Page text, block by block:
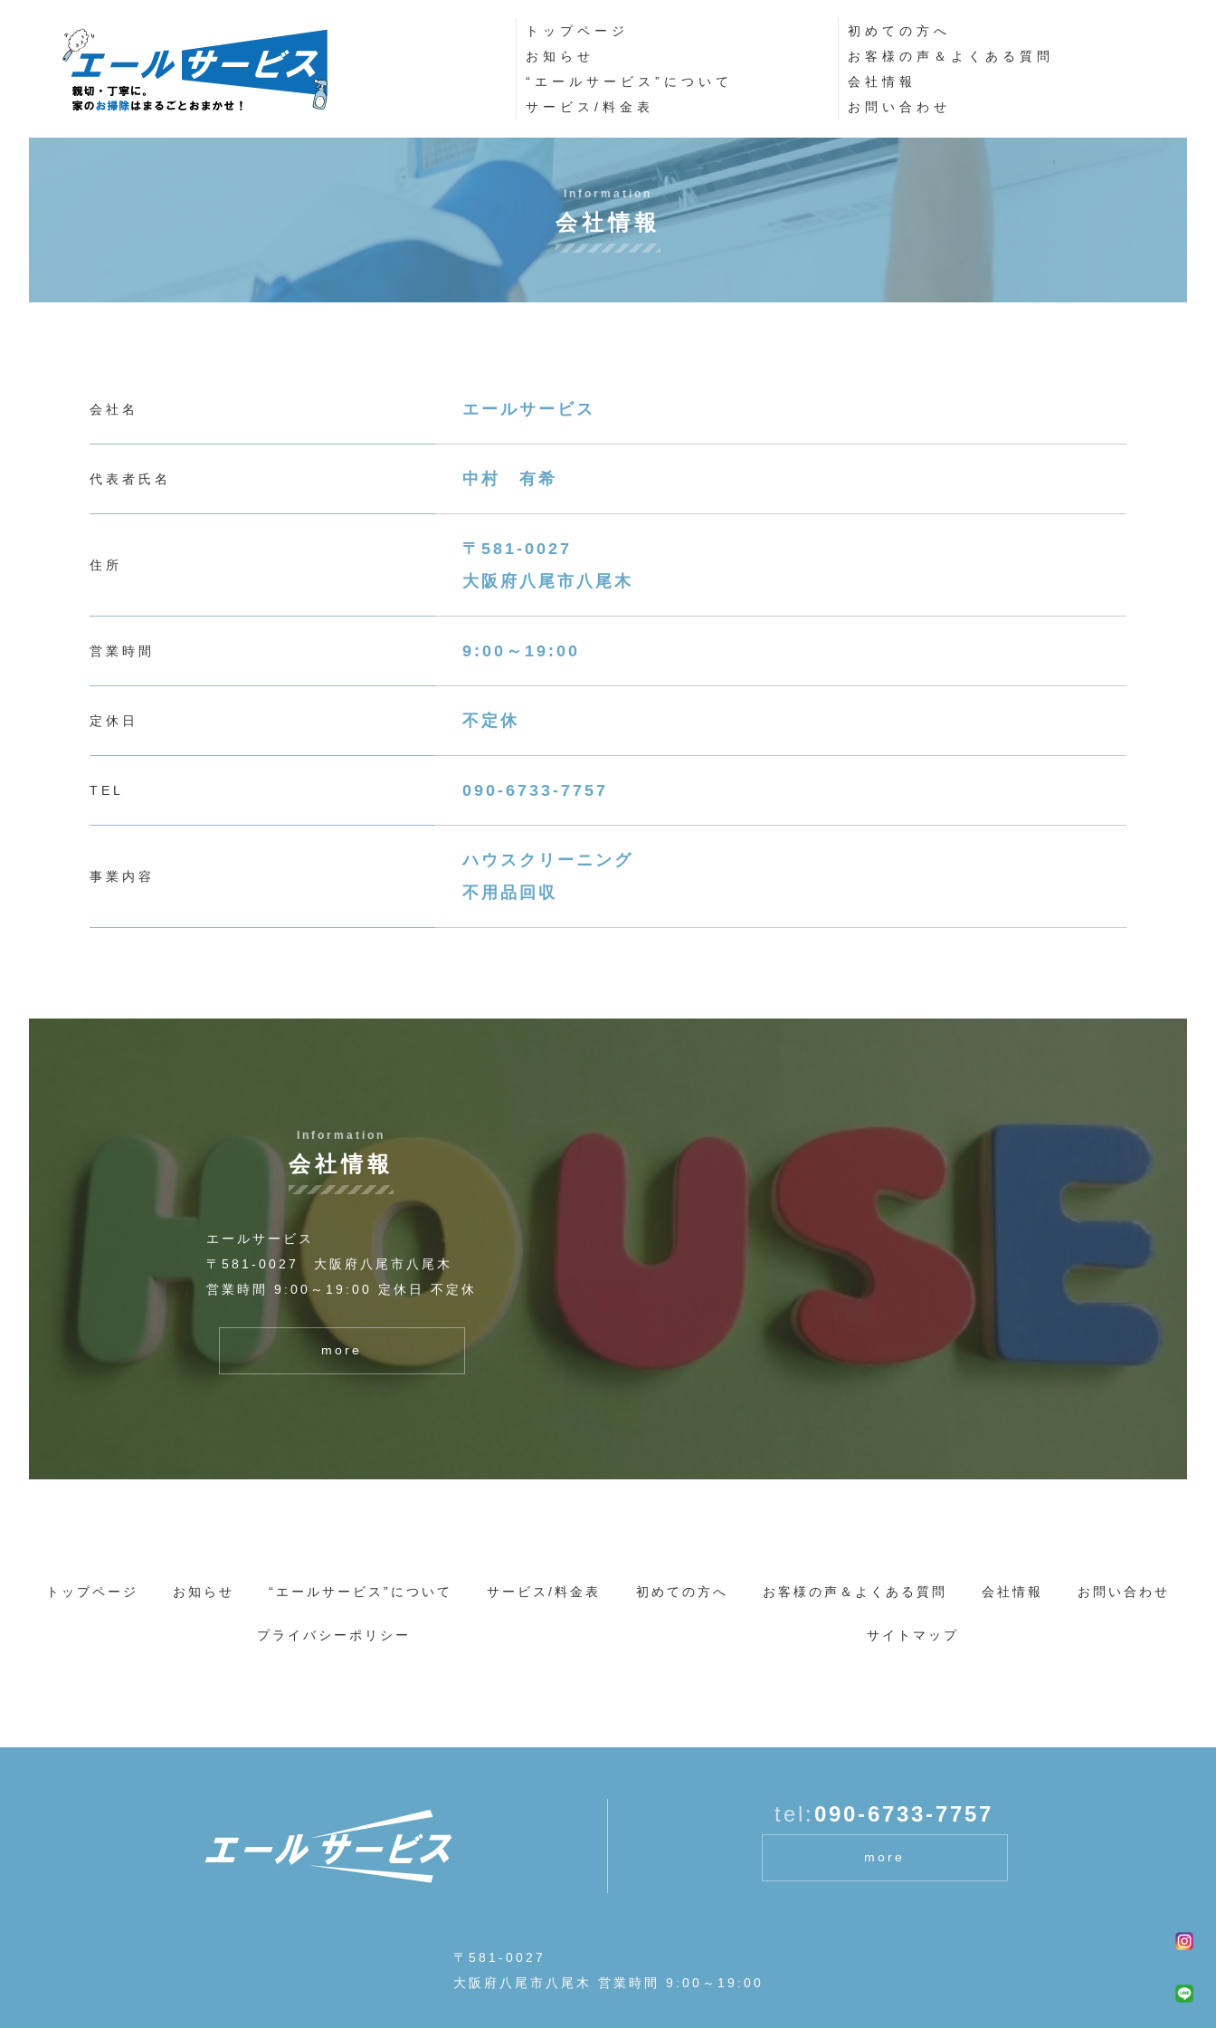
トップページ
お知らせ
“エールサービス”について
サービス/料金表
初めての方へ
お客様の声＆よくある質問
会社情報
お問い合わせ
Information
会社情報
会社名 エールサービス
代表者氏名 中村 有希
住所
〒581-0027
大阪府八尾市八尾木
営業時間 9:00～19:00
定休日 不定休
TEL 090-6733-7757
事業内容
ハウスクリーニング
不用品回収
Information
会社情報
エールサービス
〒581-0027 大阪府八尾市八尾木
営業時間 9:00～19:00 定休日 不定休
more
トップページ お知らせ “エールサービス”について サービス/料金表 初めての方へ お客様の声＆よくある質問 会社情報 お問い合わせ
プライバシーポリシー サイトマップ
tel: 090-6733-7757
more
〒581-0027
大阪府八尾市八尾木 営業時間 9:00～19:00